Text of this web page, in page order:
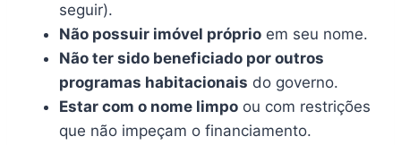
seguir).
Não possuir imóvel próprio em seu nome.
Não ter sido beneficiado por outros
programas habitacionais do governo.
Estar com o nome limpo ou com restrições
que não impeçam o financiamento.